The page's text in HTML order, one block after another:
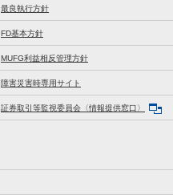
最良執行方針
FD基本方針
MUFG利益相反管理方針
障害災害時専用サイト
証券取引等監視委員会〈情報提供窓口〉